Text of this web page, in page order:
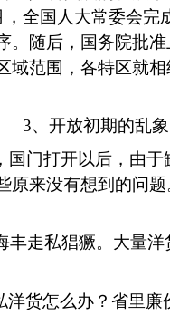
，全国人大常委会完
。随后，国务院批准
域范围，各特区就
3、开放初期的乱象
国门打开以后，由于
原来没有想到的问题
丰走私猖獗。大量
洋货怎么办？省里廉